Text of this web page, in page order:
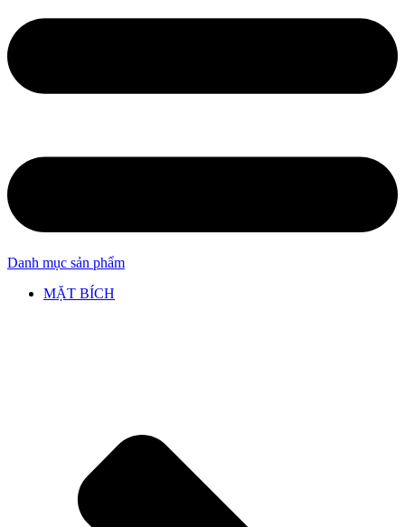
Danh mục sản phẩm
MẶT BÍCH